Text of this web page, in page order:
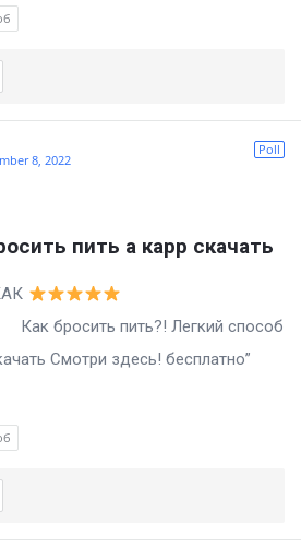
Poll
8, 2022
пить а карр скачать
Легкий способ
Смотри здесь! бесплатно”